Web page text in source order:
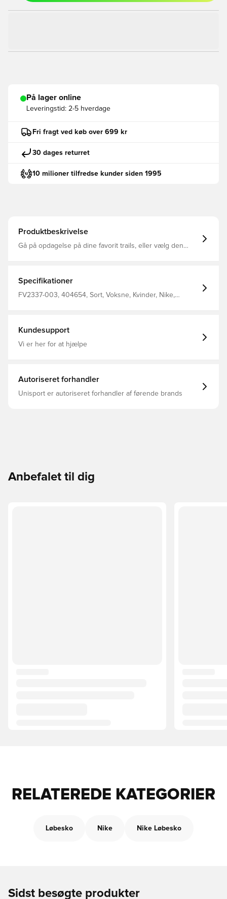
På lager online
Leveringstid: 2-5 hverdage
Fri fragt ved køb over 699 kr
30 dages returret
10 milioner tilfredse kunder siden 1995
Produktbeskrivelse
Gå på opdagelse på dine favorit trails, eller vælg den
grebsmønster kombineres desuden med en let overdel,
så du kan håndtere barskt terræn med selvtillid.
Specifikationer
FV2337-003, 404654, Sort, Voksne, Kvinder, Nike,
Kundesupport
Vi er her for at hjælpe
Autoriseret forhandler
Unisport er autoriseret forhandler af førende brands
Anbefalet til dig
RELATEREDE KATEGORIER
Løbesko Nike Nike Løbesko
Sidst besøgte produkter